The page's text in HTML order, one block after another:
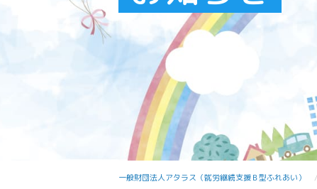
一般財団法人アタラス（就労継続支援Ｂ型ふれあい）